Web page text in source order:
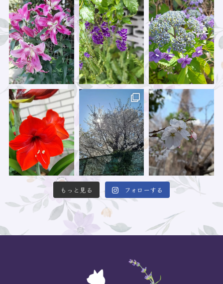
もっと見る フォローする